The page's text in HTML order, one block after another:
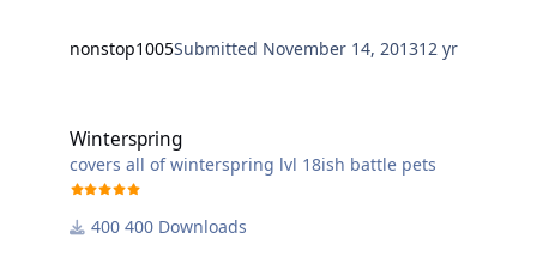
nonstop1005Submitted November 14, 201312 yr
Winterspring
covers all of winterspring lvl 18ish battle pets
400 Downloads